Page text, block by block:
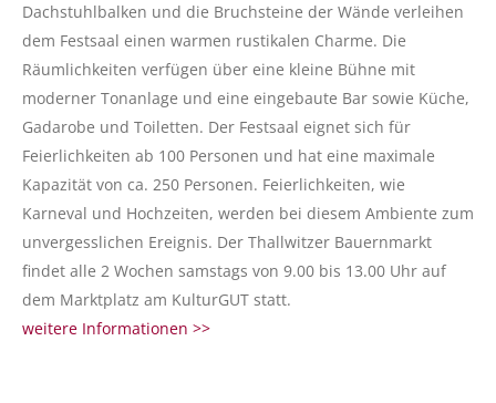
Dachstuhlbalken und die Bruchsteine der Wände verleihen
dem Festsaal einen warmen rustikalen Charme. Die
Räumlichkeiten verfügen über eine kleine Bühne mit
moderner Tonanlage und eine eingebaute Bar sowie Küche,
Gadarobe und Toiletten. Der Festsaal eignet sich für
Feierlichkeiten ab 100 Personen und hat eine maximale
Kapazität von ca. 250 Personen. Feierlichkeiten, wie
Karneval und Hochzeiten, werden bei diesem Ambiente zum
unvergesslichen Ereignis. Der Thallwitzer Bauernmarkt
findet alle 2 Wochen samstags von 9.00 bis 13.00 Uhr auf
dem Marktplatz am KulturGUT statt.
weitere Informationen >>